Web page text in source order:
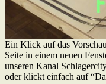
Ein Klick auf das
Seite in einem neuen
unseren Kanal
oder klickt einfach auf